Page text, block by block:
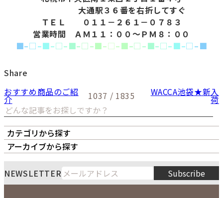
大通駅３６番を右折してすぐ
ＴＥＬ ０１１－２６１－０７８３
営業時間 ＡＭ１１：００～ＰＭ８：００
■–□–■–□–■–□–■–□–■–□–■–□–■–□–■
Share
おすすめ商品のご紹
介 1037 / 1835 WACCA池袋★新入
荷
カテゴリから探す
オーナーズボイス
LIPS通販部門 LIPS 銀座店
アーカイブから探す
8 月 火 水 木 金 土
日
1
2
NEWSLETTER Subscribe